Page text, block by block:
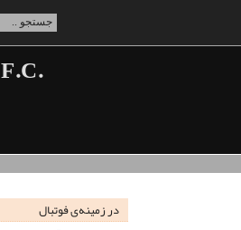
F.C.
در زمینه‌ی فوتبال